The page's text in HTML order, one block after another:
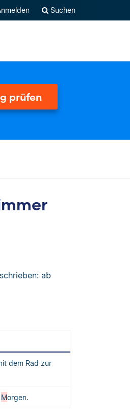
Suchen
prüfen
ab
dem Rad zur
Morgen.